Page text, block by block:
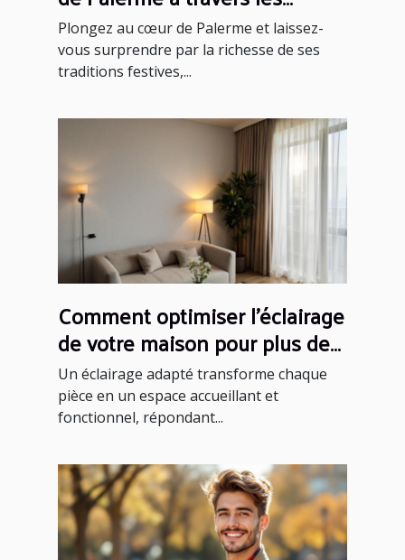
saisons
Plongez au cœur de Palerme et laissez-
vous surprendre par la richesse de ses
traditions festives,...
Comment optimiser l'éclairage
de votre maison pour plus de
confort ?
Un éclairage adapté transforme chaque
pièce en un espace accueillant et
fonctionnel, répondant...